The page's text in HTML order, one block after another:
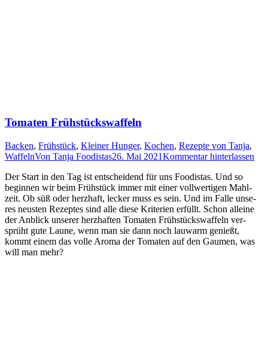
Tomaten Frühstückswaffeln
Backen, Frühstück, Kleiner Hunger, Kochen, Rezepte von Tanja,
WaffelnVon Tanja Foodistas26. Mai 2021Kommentar hinterlassen
Der Start in den Tag ist ent­schei­dend für uns Foo­di­stas. Und so
begin­nen wir beim Früh­stück immer mit einer voll­wer­ti­gen Mahl­
zeit. Ob süß oder herz­haft, lecker muss es sein. Und im Fal­le unse­
res neus­ten Rezep­tes sind alle die­se Kri­te­ri­en erfüllt. Schon allei­ne
der Anblick unse­rer herz­haf­ten Toma­ten Früh­stücks­waf­feln ver­
sprüht gute Lau­ne, wenn man sie dann noch lau­warm genießt,
kommt einem das vol­le Aro­ma der Toma­ten auf den Gau­men, was
will man mehr?